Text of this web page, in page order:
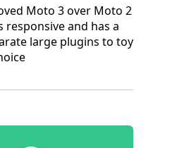
Moto 3 over Moto 2
responsive and has a
large plugins to toy